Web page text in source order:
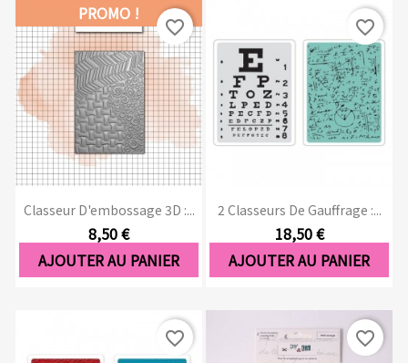
Classeur D'embossage 3D :...
8,50 €
AJOUTER AU PANIER
PROMO !
favorite_border
2 Classeurs De Gauffrage :...
18,50 €
AJOUTER AU PANIER
favorite_border
favorite_border favorite_border